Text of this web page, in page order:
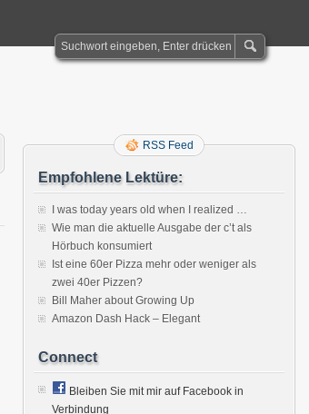
RSS Feed
Empfohlene Lektüre:
I was today years old when I realized …
Wie man die aktuelle Ausgabe der c’t als
Hörbuch konsumiert
Ist eine 60er Pizza mehr oder weniger als
zwei 40er Pizzen?
Bill Maher about Growing Up
Amazon Dash Hack – Elegant
Connect
Bleiben Sie mit mir auf Facebook in
Verbindung